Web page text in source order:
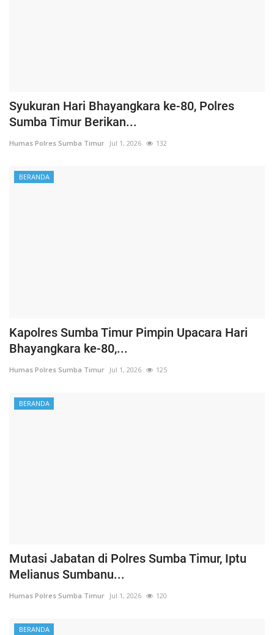
Syukuran Hari Bhayangkara ke-80, Polres
Sumba Timur Berikan...
Humas Polres Sumba Timur Jul 1, 2026 132
BERANDA
Kapolres Sumba Timur Pimpin Upacara Hari
Bhayangkara ke-80,...
Humas Polres Sumba Timur Jul 1, 2026 125
BERANDA
Mutasi Jabatan di Polres Sumba Timur, Iptu
Melianus Sumbanu...
Humas Polres Sumba Timur Jul 1, 2026 120
BERANDA